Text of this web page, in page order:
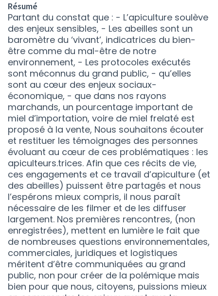
Résumé
Partant du constat que : - L’apiculture soulève
des enjeux sensibles, - Les abeilles sont un
baromètre du ‘vivant’, indicatrices du bien-
être comme du mal-être de notre
environnement, - Les protocoles exécutés
sont méconnus du grand public, - qu’elles
sont au cœur des enjeux sociaux-
économique, - que dans nos rayons
marchands, un pourcentage important de
miel d’importation, voire de miel frelaté est
proposé à la vente, Nous souhaitons écouter
et restituer les témoignages des personnes
évoluant au cœur de ces problématiques : les
apiculteurs.trices. Afin que ces récits de vie,
ces engagements et ce travail d’apiculture (et
des abeilles) puissent être partagés et nous
l’espérons mieux compris, il nous paraît
nécessaire de les filmer et de les diffuser
largement. Nos premières rencontres, (non
enregistrées), mettent en lumière le fait que
de nombreuses questions environnementales,
commerciales, juridiques et logistiques
méritent d’être communiquées au grand
public, non pour créer de la polémique mais
bien pour que nous, citoyens, puissions mieux